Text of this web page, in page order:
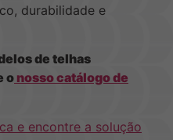
durabilidade e
de telhas
o nosso catálogo de
e encontre a solução